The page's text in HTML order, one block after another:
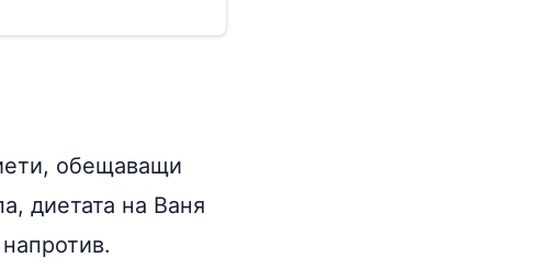
, обещаващи
, диетата на Ваня